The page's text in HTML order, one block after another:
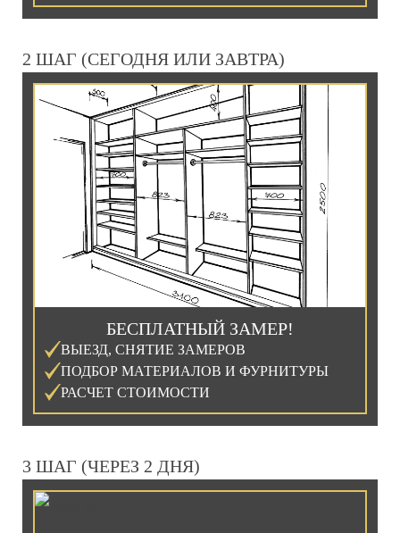
2 ШАГ (СЕГОДНЯ ИЛИ ЗАВТРА)
БЕСПЛАТНЫЙ ЗАМЕР!
ВЫЕЗД, СНЯТИЕ ЗАМЕРОВ
ПОДБОР МАТЕРИАЛОВ И ФУРНИТУРЫ
РАСЧЕТ СТОИМОСТИ
3 ШАГ (ЧЕРЕЗ 2 ДНЯ)